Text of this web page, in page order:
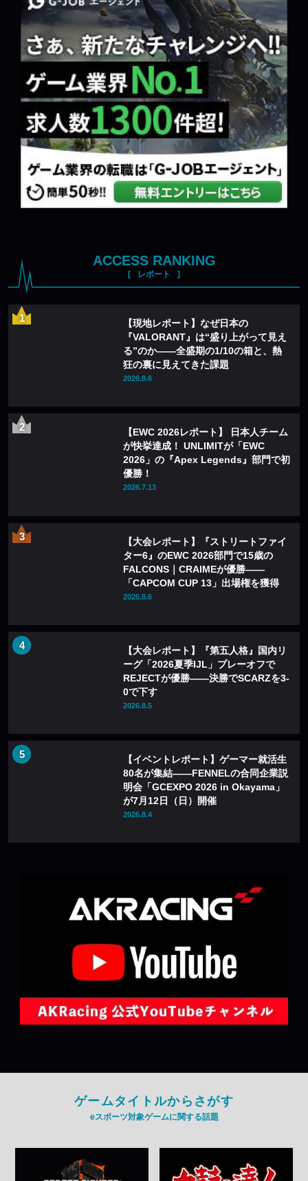
ACCESS RANKING
レポート
【現地レポート】なぜ日本の
『VALORANT』は“盛り上がって見え
る”のか——全盛期の1/10の箱と、熱
狂の裏に見えてきた課題
2026.8.6
【EWC 2026レポート】 日本人チーム
が快挙達成！ UNLIMITが「EWC
2026」の『Apex Legends』部門で初
優勝！
2026.7.13
【大会レポート】『ストリートファイ
ター6』のEWC 2026部門で15歳の
FALCONS｜CRAIMEが優勝——
「CAPCOM CUP 13」出場権を獲得
2026.8.6
【大会レポート】『第五人格』国内リ
ーグ「2026夏季IJL」プレーオフで
REJECTが優勝——決勝でSCARZを3-
0で下す
2026.8.5
【イベントレポート】ゲーマー就活生
80名が集結——FENNELの合同企業説
明会「GCEXPO 2026 in Okayama」
が7月12日（日）開催
2026.8.4
ゲームタイトルからさがす
eスポーツ対象ゲームに関する話題